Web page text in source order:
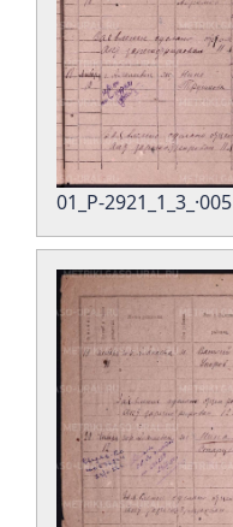
01_Р-2921_1_3_·005